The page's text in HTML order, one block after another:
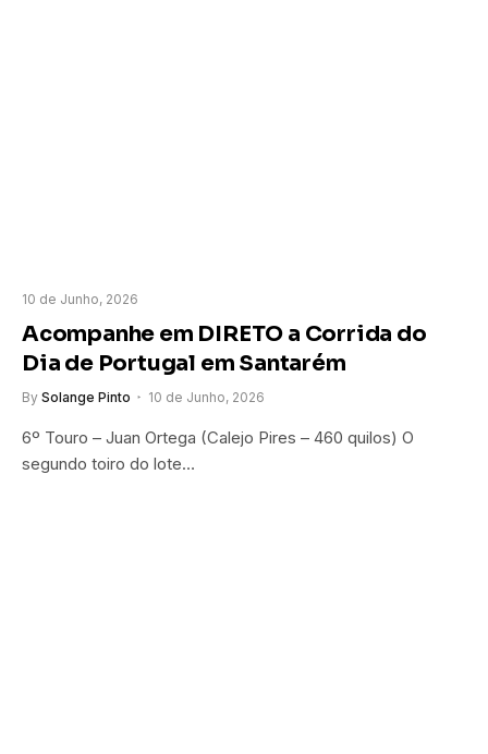
10 de Junho, 2026
Acompanhe em DIRETO a Corrida do
Dia de Portugal em Santarém
By Solange Pinto 10 de Junho, 2026
6º Touro – Juan Ortega (Calejo Pires – 460 quilos) O
segundo toiro do lote…